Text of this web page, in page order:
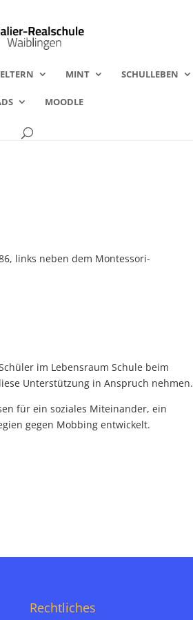
ELTERN MINT SCHULLEBEN
MOODLE
links neben dem Montessori-
im Lebensraum Schule beim
Unterstützung in Anspruch nehmen.
für ein soziales Miteinander, ein
gegen Mobbing entwickelt.
Rechtliches